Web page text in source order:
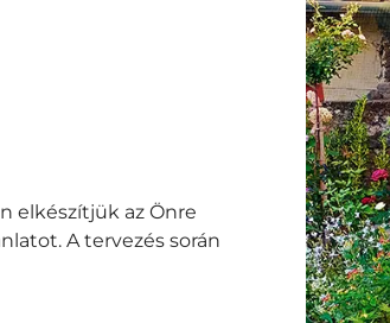
elkészítjük az Önre
A tervezés során